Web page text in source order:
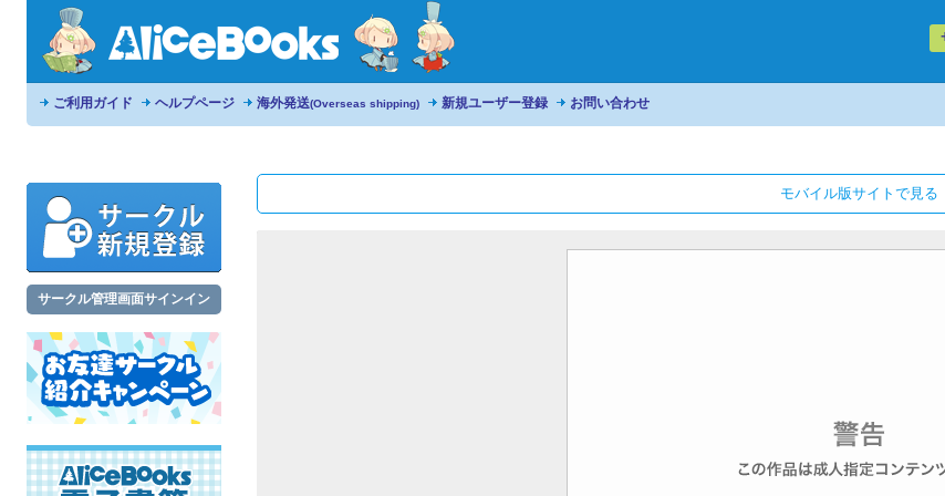
ご利用ガイド ヘルプページ 海外発送(Overseas shipping) 新規ユーザー登録 お問い合わせ
サークル管理画面サインイン
モバイル版サイトで見る